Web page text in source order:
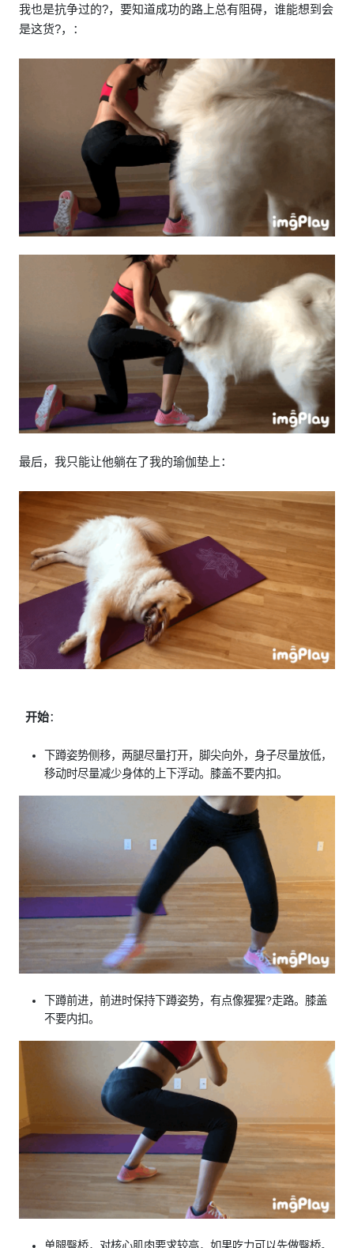
我也是抗争过的?，要知道成功的路上总有阻碍，谁能想到会
是这货?，：
最后，我只能让他躺在了我的瑜伽垫上：
开始：
下蹲姿势侧移，两腿尽量打开，脚尖向外，身子尽量放低，
移动时尽量减少身体的上下浮动。膝盖不要内扣。
下蹲前进，前进时保持下蹲姿势，有点像猩猩?走路。膝盖
不要内扣。